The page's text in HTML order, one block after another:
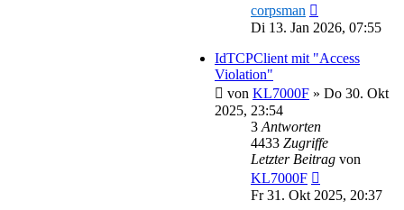
corpsman
Di 13. Jan 2026, 07:55
IdTCPClient mit "Access
Violation"
von KL7000F » Do 30. Okt
2025, 23:54
3 Antworten
4433 Zugriffe
Letzter Beitrag von
KL7000F
Fr 31. Okt 2025, 20:37